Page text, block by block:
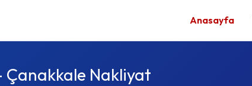
Anasayfa
Çanakkale Nakliyat